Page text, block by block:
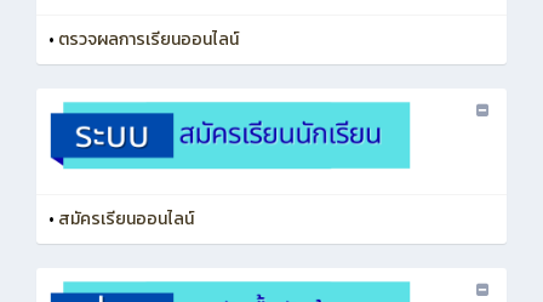
• ตรวจผลการเรียนออนไลน์
• สมัครเรียนออนไลน์